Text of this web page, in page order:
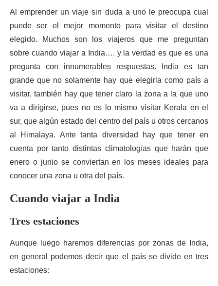
Al emprender un viaje sin duda a uno le preocupa cual
puede ser el mejor momento para visitar el destino
elegido. Muchos son los viajeros que me preguntan
sobre cuando viajar a India…. y la verdad es que es una
pregunta con innumerables respuestas. India es tan
grande que no solamente hay que elegirla como país a
visitar, también hay que tener claro la zona a la que uno
va a dirigirse, pues no es lo mismo visitar Kerala en el
sur, que algún estado del centro del país u otros cercanos
al Himalaya. Ante tanta diversidad hay que tener en
cuenta por tanto distintas climatologías que harán que
enero o junio se conviertan en los meses ideales para
conocer una zona u otra del país.
Cuando viajar a India
Tres estaciones
Aunque luego haremos diferencias por zonas de India,
en general podemos decir que el país se divide en tres
estaciones: